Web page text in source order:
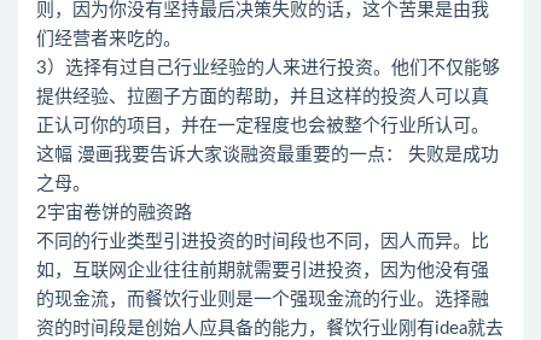
则，因为你没有坚持最后决策失败的话，这个苦果是由我
们经营者来吃的。
3）选择有过自己行业经验的人来进行投资。他们不仅能够
提供经验、拉圈子方面的帮助，并且这样的投资人可以真
正认可你的项目，并在一定程度也会被整个行业所认可。
这幅 漫画我要告诉大家谈融资最重要的一点： 失败是成功
之母。
2宇宙卷饼的融资路
不同的行业类型引进投资的时间段也不同，因人而异。比
如，互联网企业往往前期就需要引进投资，因为他没有强
的现金流，而餐饮行业则是一个强现金流的行业。选择融
资的时间段是创始人应具备的能力，餐饮行业刚有idea就去